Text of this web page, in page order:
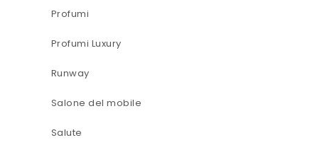
Profumi
Profumi Luxury
Runway
Salone del mobile
Salute